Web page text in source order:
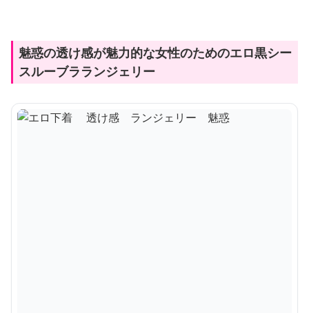
魅惑の透け感が魅力的な女性のためのエロ黒シー
スルーブラランジェリー